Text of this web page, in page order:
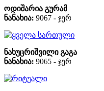
ოდიშარია გურამ
ნანახია: 9067 - ჯერ
ყველა სართული
ნახუცრიშვილი გაგა
ნანახია: 9065 - ჯერ
რიტუალი